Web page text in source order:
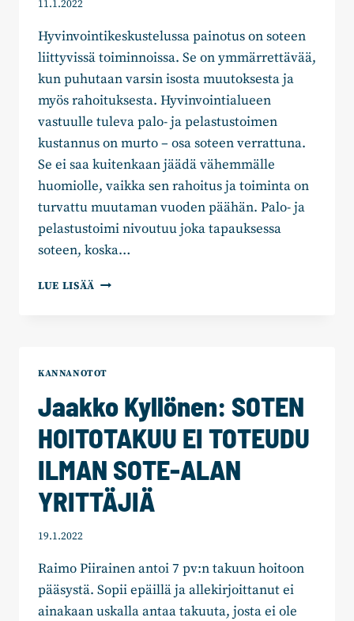
11.1.2022
Hyvinvointikeskustelussa painotus on soteen
liittyvissä toiminnoissa. Se on ymmärrettävää,
kun puhutaan varsin isosta muutoksesta ja
myös rahoituksesta. Hyvinvointialueen
vastuulle tuleva palo- ja pelastustoimen
kustannus on murto – osa soteen verrattuna.
Se ei saa kuitenkaan jäädä vähemmälle
huomiolle, vaikka sen rahoitus ja toiminta on
turvattu muutaman vuoden päähän. Palo- ja
pelastustoimi nivoutuu joka tapauksessa
soteen, koska…
LUE LISÄÄ JAAKKO
TULEVAISUUS
TURVATTAVA
HV
–
ALUEILLA
KANNANOTOT
Jaakko Kyllönen: SOTEN
HOITOTAKUU EI TOTEUDU
ILMAN SOTE-ALAN
YRITTÄJIÄ
19.1.2022
Raimo Piirainen antoi 7 pv:n takuun hoitoon
pääsystä. Sopii epäillä ja allekirjoittanut ei
ainakaan uskalla antaa takuuta, josta ei ole